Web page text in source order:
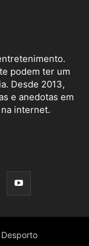
podem ter um
Desde 2013,
e anedotas em
internet.